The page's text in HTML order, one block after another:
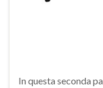
In questa seconda